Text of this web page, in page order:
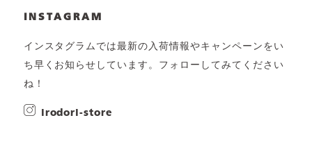
INSTAGRAM
インスタグラムでは最新の入荷情報やキャンペーンをい
ち早くお知らせしています。フォローしてみてください
ね！
irodori-store